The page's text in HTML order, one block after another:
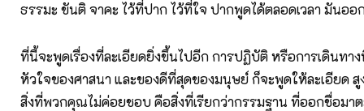
ธรรมะ ขันติ จาคะ ไว้ที่ปาก ไว้ที่ใจ ปากพูดได้ตลอดเวลา มันออ
ที่นี้จะพูดเรื่องที่ละเอียดยิ่งขึ้นไปอีก การปฏิบัติ หรือการเดินทาง
หัวใจของศาสนา และของดีที่สุดของมนุษย์ ก็จะพูดให้ละเอียด
สิ่งที่พวกคุณไม่ค่อยชอบ คือสิ่งที่เรียกว่ากรรมฐาน ที่ออกชื่อมา